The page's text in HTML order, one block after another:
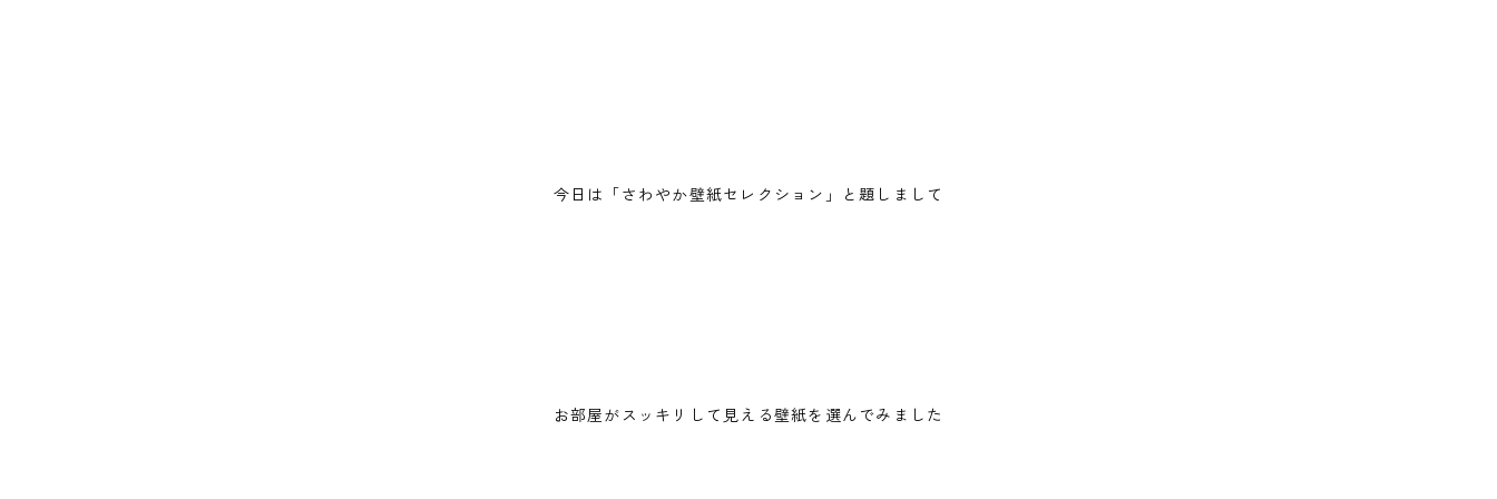
今日は「さわやか壁紙セレクション」と題しまして
お部屋がスッキリして見える壁紙を選んでみました